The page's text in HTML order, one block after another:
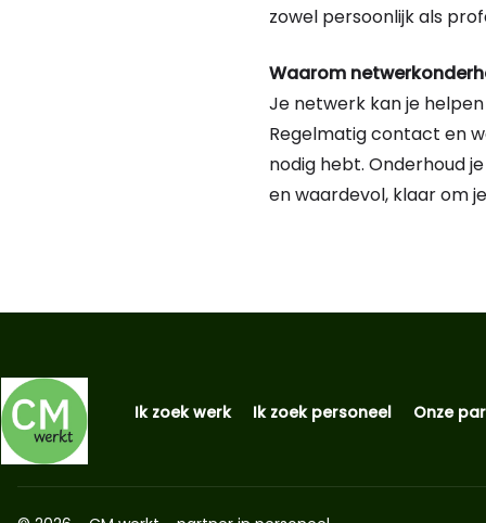
zowel persoonlijk als
Waarom
Je netwerk kan je
Regelmatig contact en
nodig hebt. Onderhoud
en waardevol, klaar om
Ik zoek werk Ik zoek personeel Onze